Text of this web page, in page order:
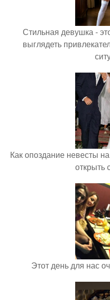
Стильная девушка -
выглядеть
Как опоздание невесты
открыть
Этот день для нас